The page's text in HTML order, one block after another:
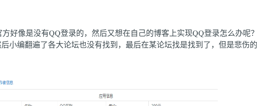
好像是没有QQ登录的，然后又想在自己的博客上实现QQ登录怎么办呢
小编翻遍了各大论坛也没有找到，最后在某论坛找是找到了，但是悲伤的